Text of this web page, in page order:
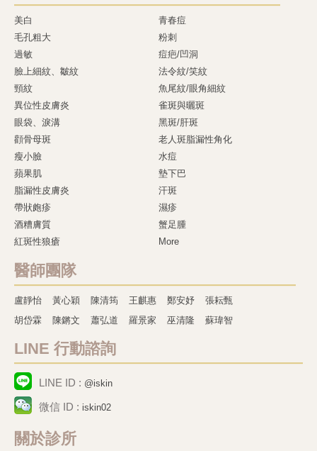
美白
青春痘
毛孔粗大
粉刺
過敏
痘疤/凹洞
臉上細紋、皺紋
法令紋/笑紋
頸紋
魚尾紋/眼角細紋
異位性皮膚炎
雀斑與曬斑
眼袋、淚溝
黑斑/肝斑
顴骨母斑
老人斑脂漏性角化
瘦小臉
水痘
蘋果肌
墊下巴
脂漏性皮膚炎
汗斑
帶狀皰疹
濕疹
酒糟膚質
蟹足腫
紅斑性狼瘡
More
醫師團隊
盧靜怡 黃心穎 陳清筠 王麒惠 鄭安妤
張耘甄
胡岱霖
陳鏘文 蕭弘道 羅景家 巫清隆 蘇瑋智
LINE 行動諮詢
LINE ID : @iskin
微信 ID : iskin02
關於診所